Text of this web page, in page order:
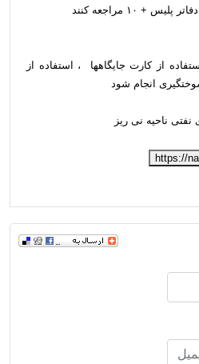
برای ثبت درخواست المثنی به دفاتر پلیس + ۱۰ مراجعه کنند
از کارت جایگاهها ، استفاده از
انجام شود
ناحیه نی ریز
https://